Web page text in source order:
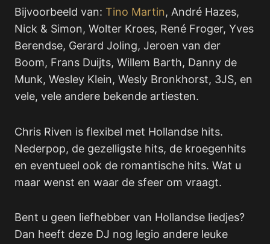
Bijvoorbeeld van: Tino Martin, André Hazes,
Nick & Simon, Wolter Kroes, René Froger, Yves
Berendse, Gerard Joling, Jeroen van der
Boom, Frans Duijts, Willem Barth, Danny de
Munk, Wesley Klein, Wesly Bronkhorst, 3JS, en
vele, vele andere bekende artiesten.
Chris Riven is flexibel met Hollandse hits.
Nederpop, de gezelligste hits, de kroegenhits
en eventueel ook de romantische hits. Wat u
maar wenst en waar de sfeer om vraagt.
Bent u geen liefhebber van Hollandse liedjes?
Dan heeft deze DJ nog legio andere leuke